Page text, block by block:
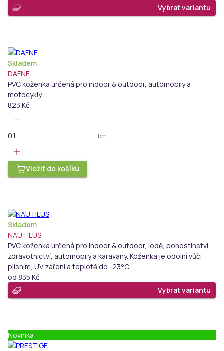
Vybrat variantu
Skladem
DAFNE
PVC koženka určená pro indoor & outdoor, automobily a
motocykly.
823 Kč
bm
Vložit do košíku
Skladem
NAUTILUS
PVC koženka určená pro indoor & outdoor, lodě, pohostinství,
zdravotnictví, automobily a karavany. Koženka je odolní vůči
plísním, UV záření a teplotě do -23°C.
od 835 Kč
Vybrat variantu
Novinka